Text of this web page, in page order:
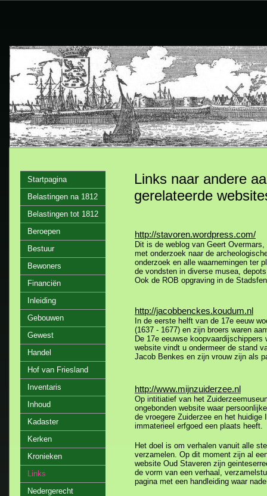
Startpagina
Belastingen na 1812
Belastingen tot 1812
Beroepen
Bestuur
Bewoners
Financiën
Inleiding
Gebouwen
Gewest
Handel
Hof van Friesland
Inventaris
Inhoud
Kadaster
Kerken
Kronieken
Links
Nedergerecht
Links naar andere
gerelateerde
http://stavoren.wordpress.com/
Dit is de weblog van Geert
met onderzoek naar de
onderzoek en alle waarnemingen ter
de vondsten in diverse musea,
Ook de ROB opgraving in de
http://jacobbenckes.koudum.nl
In de eerste helft van de 17e eeuw
(1637 - 1677) en zijn broers waren
De 17e eeuwse
website vindt u ondermeer de stand
Jacob Benkes en zijn vrouw zijn als
http://www.mijnzuiderzee.nl
Op intitiatief van het
ongebonden website waar
de vroegere Zuiderzee en het
immaterieel erfgoed een plaats heeft.
Het doel is om verhalen vanuit alle
verzamelen. Op dit moment zijn al
website Oud Staveren zijn
de vorm van een verhaal,
pagina met een handleiding waar